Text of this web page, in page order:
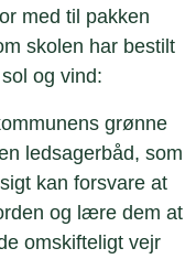
med til pakken
skolen har bestilt
og vind:
grønne
ledsagerbåd, som
kan forsvare at
og lære dem at
omskifteligt vejr